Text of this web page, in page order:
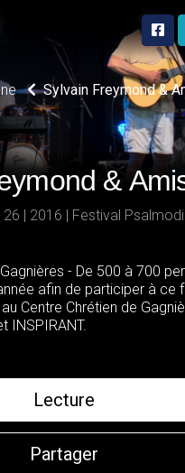
Sylvain Freymond &
&
- De 500 à 700
afin de participer à ce
Centre Chrétien de
INSPIRANT.
Lecture
Partager